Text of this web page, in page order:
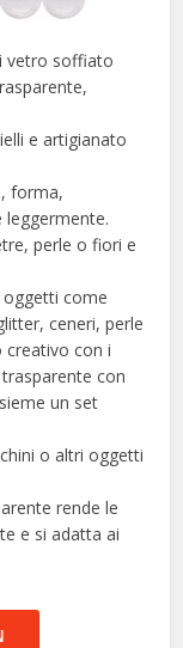
vetro soffiato
e artigianato
forma,
perle o fiori e
oggetti come
ceneri, perle
creativo con i
con
un set
o altri oggetti
rende le
e si adatta ai